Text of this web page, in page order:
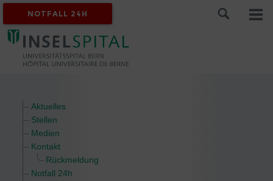
NOTFALL 24H
Aktuelles
Stellen
Medien
Kontakt
Rückmeldung
Notfall 24h